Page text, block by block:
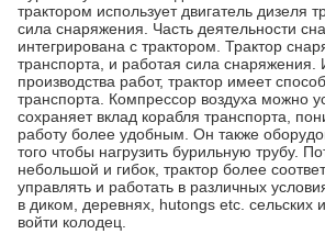
трактором использует двигатель дизеля
сила снаряжения. Часть деятельности
интегрирована с трактором. Трактор
транспорта, и работая сила снаряжения.
производства работ, трактор имеет
транспорта. Компрессор воздуха можно
сохраняет вклад корабля транспорта,
работу более удобным. Он также
того чтобы нагрузить бурильную трубу.
небольшой и гибок, трактор более
управлять и работать в различных
в диком, деревнях, hutongs etc. сельских
войти колодец.